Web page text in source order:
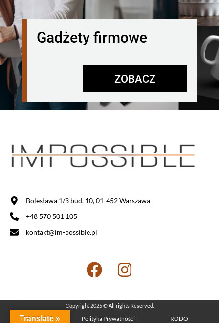
Gadżety firmowe
ZOBACZ
Bolesława 1/3 bud. 10, 01-452 Warszawa
+48 570 501 105
kontakt@im-possible.pl
Copyright 2025 © All rights Reserved.
Regulamin Polityka Prywatnośći RODO
Translate »